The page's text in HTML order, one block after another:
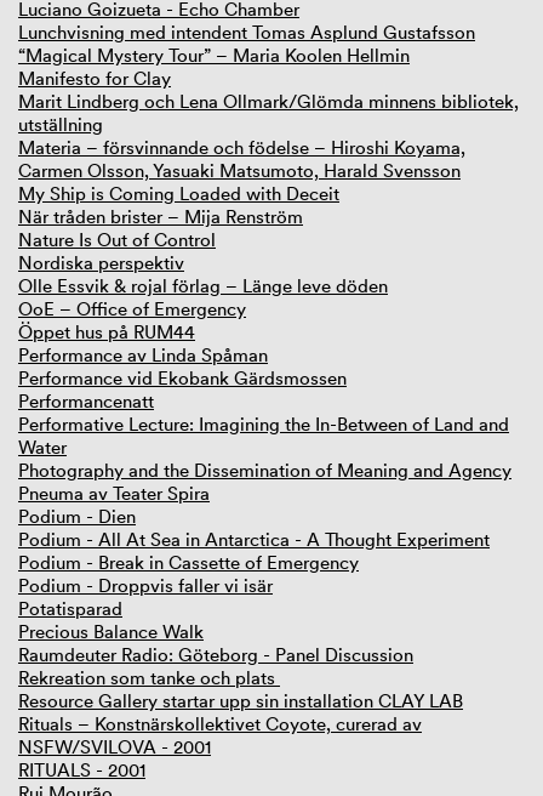
Luciano Goizueta - Echo Chamber
Lunchvisning med intendent Tomas Asplund Gustafsson
“Magical Mystery Tour” – Maria Koolen Hellmin
Manifesto for Clay
Marit Lindberg och Lena Ollmark/Glömda minnens bibliotek,
utställning
Materia – försvinnande och födelse – Hiroshi Koyama,
Carmen Olsson, Yasuaki Matsumoto, Harald Svensson
My Ship is Coming Loaded with Deceit
När tråden brister – Mija Renström
Nature Is Out of Control
Nordiska perspektiv
Olle Essvik & rojal förlag – Länge leve döden
OoE – Office of Emergency
Öppet hus på RUM44
Performance av Linda Spåman
Performance vid Ekobank Gärdsmossen
Performancenatt
Performative Lecture: Imagining the In-Between of Land and
Water
Photography and the Dissemination of Meaning and Agency
Pneuma av Teater Spira
Podium - Dien
Podium - All At Sea in Antarctica - A Thought Experiment
Podium - Break in Cassette of Emergency
Podium - Droppvis faller vi isär
Potatisparad
Precious Balance Walk
Raumdeuter Radio: Göteborg - Panel Discussion
Rekreation som tanke och plats
Resource Gallery startar upp sin installation CLAY LAB
Rituals – Konstnärskollektivet Coyote, curerad av
NSFW/SVILOVA - 2001
RITUALS - 2001